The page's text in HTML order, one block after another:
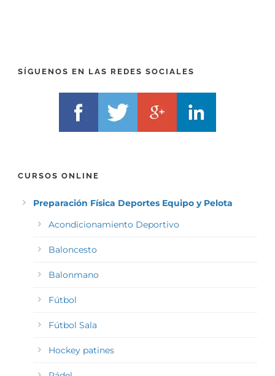
SÍGUENOS EN LAS REDES SOCIALES
CURSOS ONLINE
Preparación Física Deportes Equipo y Pelota
Acondicionamiento Deportivo
Baloncesto
Balonmano
Fútbol
Fútbol Sala
Hockey patines